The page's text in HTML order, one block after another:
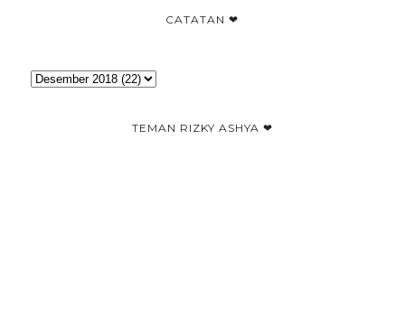
CATATAN ❤
TEMAN RIZKY ASHYA ❤